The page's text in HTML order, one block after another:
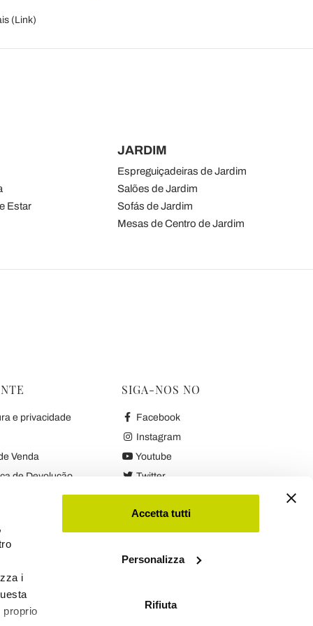
i
proprio
Accetta tutti
Personalizza
Rifiuta
(Link)
Estar
JARDIM
Espreguiçadeiras de Jardim
Salões de Jardim
Sofás de Jardim
Mesas de Centro de Jardim
e privacidade
Venda
de Devolução
SIGA-NOS NO
Facebook
Instagram
Youtube
Twitter